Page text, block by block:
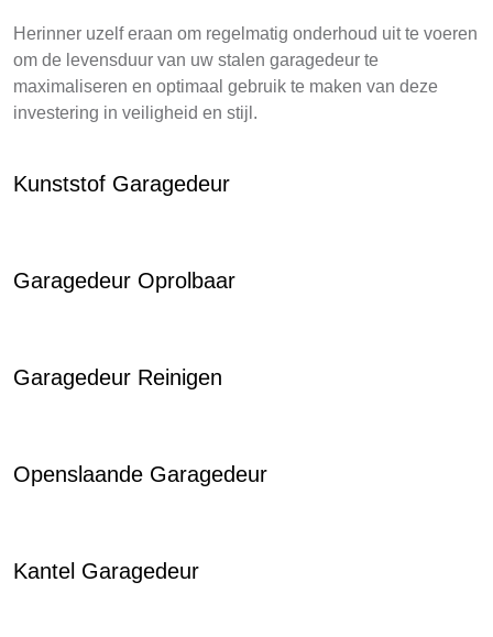
Herinner uzelf eraan om regelmatig onderhoud uit te voeren
om de levensduur van uw stalen garagedeur te
maximaliseren en optimaal gebruik te maken van deze
investering in veiligheid en stijl.
Kunststof Garagedeur
Garagedeur Oprolbaar
Garagedeur Reinigen
Openslaande Garagedeur
Kantel Garagedeur